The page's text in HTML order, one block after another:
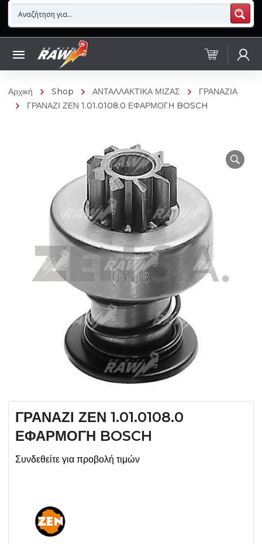
Αρχική Shop ΑΝΤΑΛΛΑΚΤΙΚΑ ΜΙΖΑΣ
ΓΡΑΝΑΖΙΑ
ΓΡΑΝΑΖΙ ΖΕΝ 1.01.0108.0 ΕΦΑΡΜΟΓΗ BOSCH
ΓΡΑΝΑΖΙ ΖΕΝ 1.01.0108.0
ΕΦΑΡΜΟΓΗ BOSCH
Συνδεθείτε για προβολή τιμών